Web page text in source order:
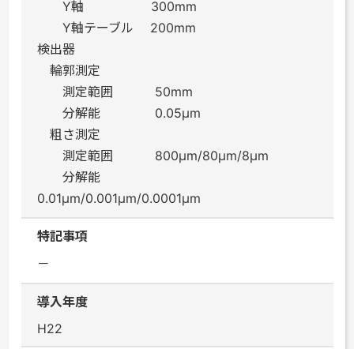
Y軸 300mm
Y軸テーブル 200mm
検出器
輪郭測定
測定範囲 50mm
分解能 0.05μm
粗さ測定
測定範囲 800μm/80μm/8μm
分解能
0.01μm/0.001μm/0.0001μm
特記事項
－
導入年度
H22